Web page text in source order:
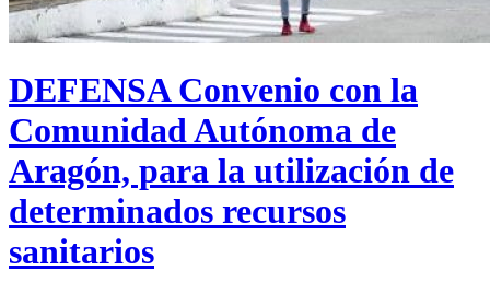
DEFENSA Convenio con la
Comunidad Autónoma de
Aragón, para la utilización de
determinados recursos
sanitarios